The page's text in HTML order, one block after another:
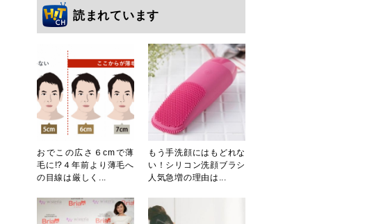
読まれています
おでこの広さ６cmで薄
毛に!?４年前より薄毛へ
の目線は厳しく...
もう手洗顔にはもどれな
い！シリコン洗顔ブラシ
人気急増の理由は...